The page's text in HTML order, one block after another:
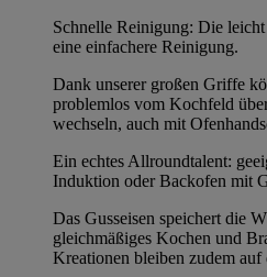
Schnelle Reinigung: Die
eine einfachere Reinigung.
Dank unserer großen Griffe
problemlos vom Kochfeld
wechseln, auch mit
Ein echtes Allroundtalent:
Induktion oder Backofen mit
Das Gusseisen speichert die
gleichmäßiges Kochen und
Kreationen bleiben zudem